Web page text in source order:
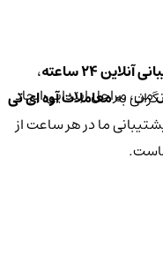
۲۴ ساعته
،
بهمعاملات آوه ای تی
ما در هر ساعت از
مراحل ابتدایی ایجاد